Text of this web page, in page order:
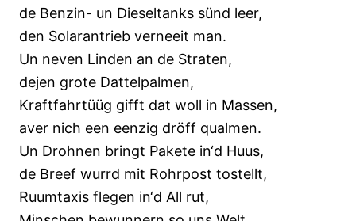
de Benzin- un Dieseltanks sünd leer,
den Solarantrieb verneeit man.
Un neven Linden an de Straten,
dejen grote Dattelpalmen,
Kraftfahrtüüg gifft dat woll in Massen,
aver nich een eenzig dröff qualmen.
Un Drohnen bringt Pakete in‘d Huus,
de Breef wurrd mit Rohrpost tostellt,
Ruumtaxis flegen in‘d All rut,